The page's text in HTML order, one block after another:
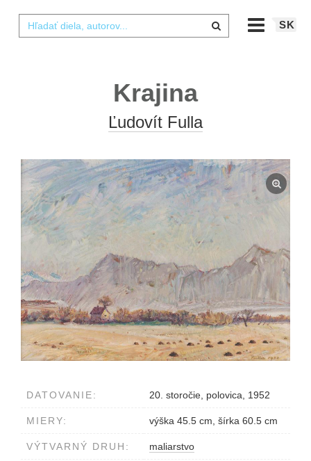
SK
Krajina
Ľudovít Fulla
DATOVANIE: 20. storočie, polovica, 1952
MIERY: výška 45.5 cm, šírka 60.5 cm
VÝTVARNÝ DRUH: maliarstvo